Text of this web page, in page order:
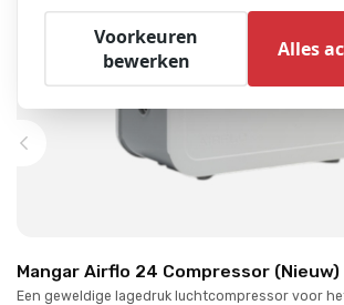
Mangar Airflo 24 Compressor (Nieuw)
Een geweldige lagedruk luchtcompressor voor
Voorkeuren
bewerken
Alles